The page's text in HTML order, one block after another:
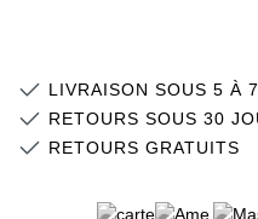
L
LIVRAISON SOUS 5 À
RETOURS SOUS 30
RETOURS GRATUITS